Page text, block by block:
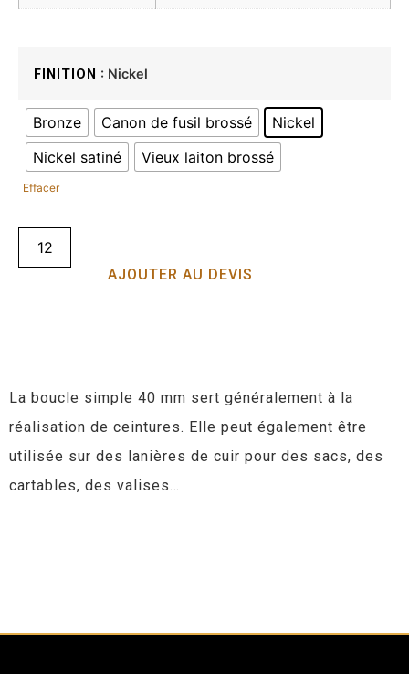
FINITION : Nickel
Bronze Canon de fusil brossé
Nickel
Nickel satiné
Vieux laiton brossé
Effacer
AJOUTER AU DEVIS
La boucle simple 40 mm sert généralement à la
réalisation de ceintures. Elle peut également être
utilisée sur des lanières de cuir pour des sacs, des
cartables, des valises…